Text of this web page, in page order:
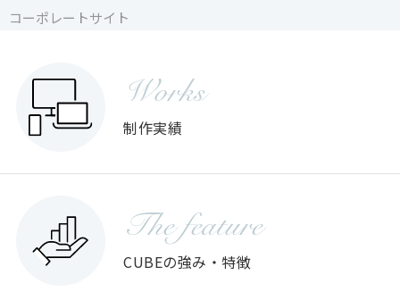
コーポレートサイト
コーポレートサイト
コーポレートサイト
Works
制作実績
The feature
CUBEの強み・特徴